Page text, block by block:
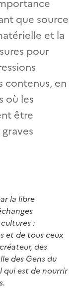
que source
et la
pour
contenus, en
où les
être
la libre
:
et de tous ceux
des
des Gens du
qui est de nourrir